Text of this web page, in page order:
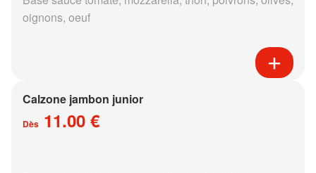
oignons, oeuf
Calzone jambon junior
Dès 11.00 €